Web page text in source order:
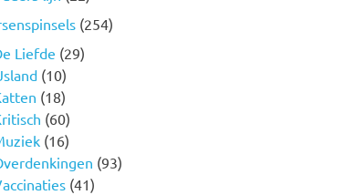
(254)
Liefde (29)
(10)
(18)
(60)
(16)
(93)
(41)